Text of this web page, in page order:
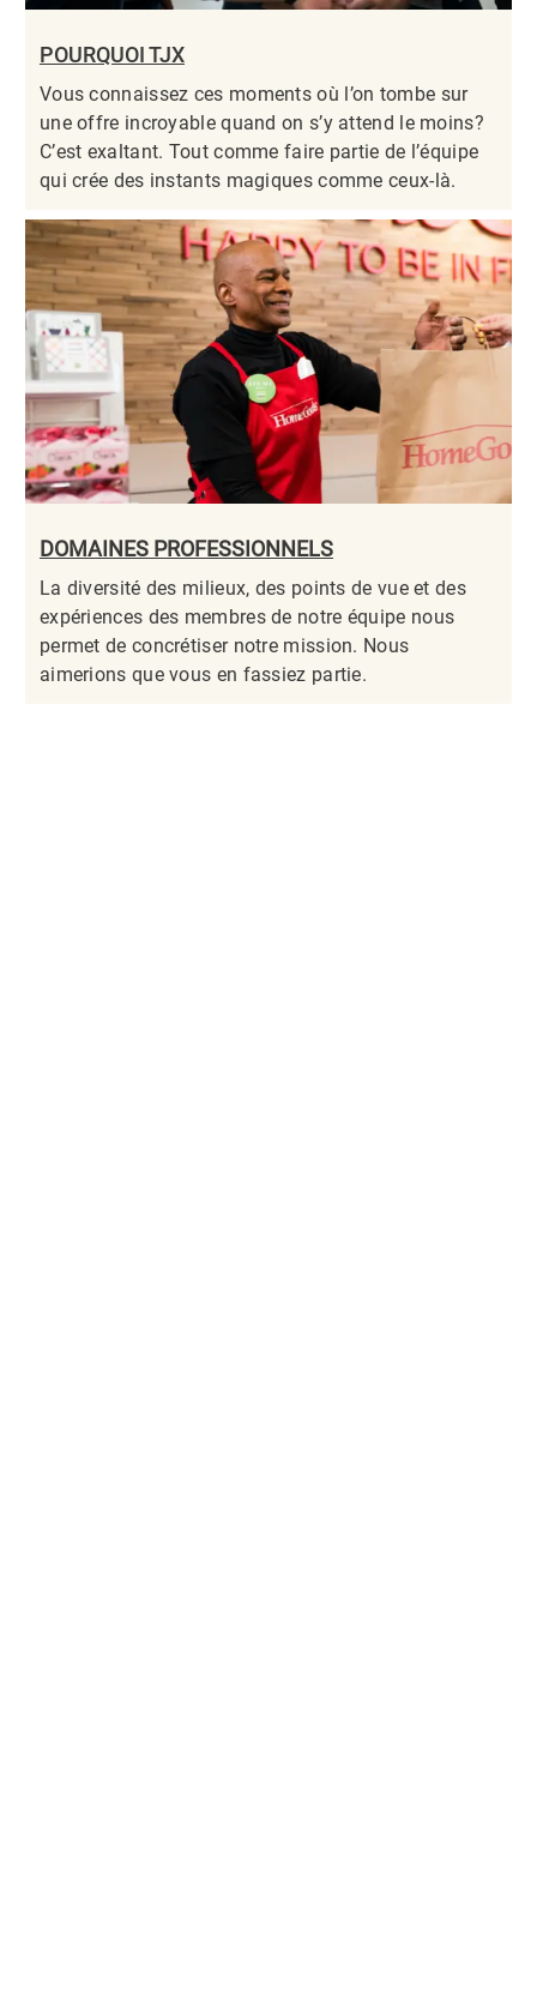
POURQUOI TJX
Vous connaissez ces moments où l’on tombe sur
une offre incroyable quand on s’y attend le moins?
C’est exaltant. Tout comme faire partie de l’équipe
qui crée des instants magiques comme ceux-là.​​​​​​​
DOMAINES PROFESSIONNELS
La diversité des milieux, des points de vue et des
expériences des membres de notre équipe nous
permet de concrétiser notre mission. Nous
aimerions que vous en fassiez partie.​​​​​​​